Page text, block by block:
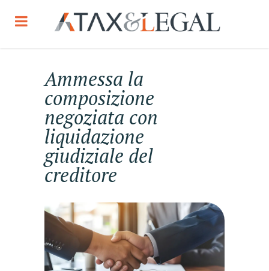
Ammessa la
composizione
negoziata con
liquidazione
giudiziale del
creditore